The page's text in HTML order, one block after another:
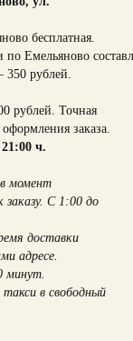
бесплатная.
по Емельяново
рублей.
рублей. Точная
заказа.
ч.
в момент
заказу. С 1:00 до
доставки
адресе.
минут.
в свободный